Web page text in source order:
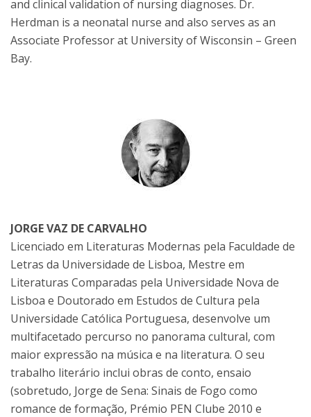
and clinical validation of nursing diagnoses. Dr.
Herdman is a neonatal nurse and also serves as an
Associate Professor at University of Wisconsin – Green
Bay.
JORGE VAZ DE CARVALHO
Licenciado em Literaturas Modernas pela Faculdade de
Letras da Universidade de Lisboa, Mestre em
Literaturas Comparadas pela Universidade Nova de
Lisboa e Doutorado em Estudos de Cultura pela
Universidade Católica Portuguesa, desenvolve um
multifacetado percurso no panorama cultural, com
maior expressão na música e na literatura. O seu
trabalho literário inclui obras de conto, ensaio
(sobretudo, Jorge de Sena: Sinais de Fogo como
romance de formação, Prémio PEN Clube 2010 e